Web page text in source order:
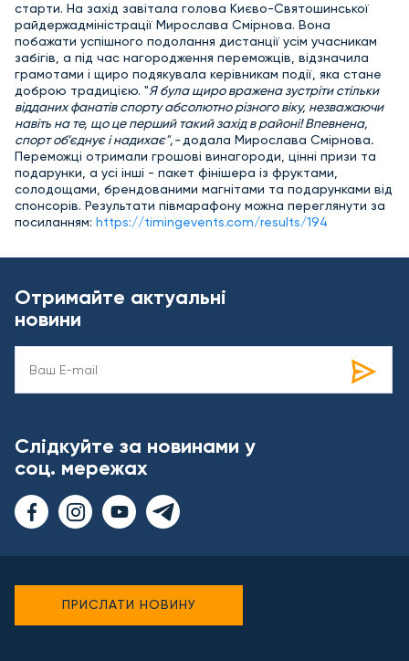
старти. На захід завітала голова Києво-Святошинської
райдержадміністрації Мирослава Смірнова. Вона
побажати успішного подолання дистанції усім учасникам
забігів, а під час нагородження переможців, відзначила
грамотами і щиро подякувала керівникам події, яка стане
доброю традицією. "Я була щиро вражена зустріти стільки
відданих фанатів спорту абсолютно різного віку, незважаючи
навіть на те, що це перший такий захід в районі! Впевнена,
спорт об’єднує і надихає",-додала Мирослава Смірнова.
Переможці отримали грошові винагороди, цінні призи та
подарунки, а усі інші - пакет фінішера із фруктами,
солодощами, брендованими магнітами та подарунками від
спонсорів. Результати півмарафону можна переглянути за
посиланням: https://timingevents.com/results/194
Отримайте актуальні
новини
Слідкуйте за новинами у
соц. мережах
ПРИСЛАТИ НОВИНУ